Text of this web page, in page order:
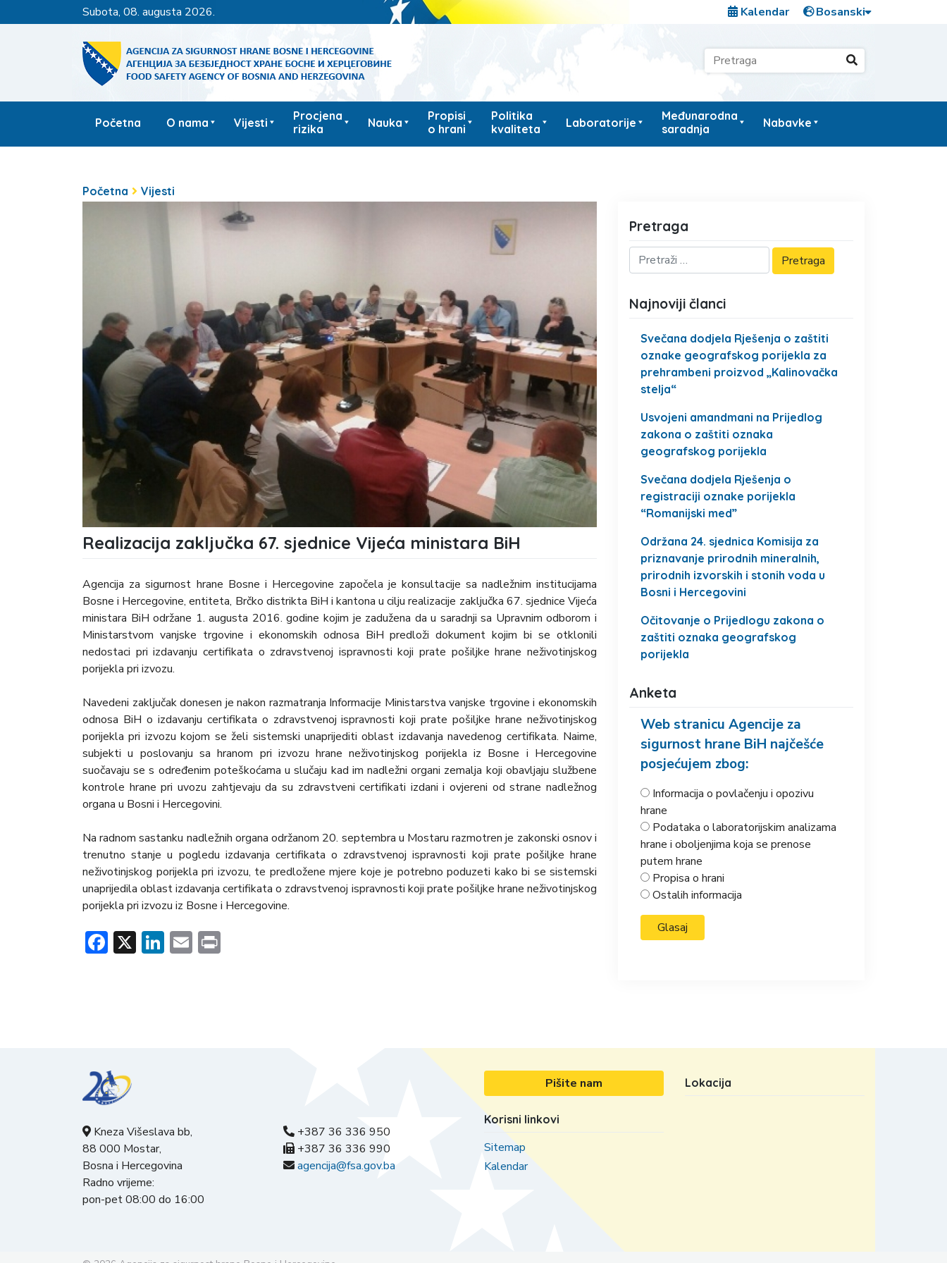
subota, 08. augusta 2026. Kalendar
Početna O nama Vijesti
Procjena
rizika
Nauka
Propisi
o hrani
Politika
kvaliteta
Laboratorije
Međunarodna
saradnja
Nabavke
Početna Vijesti
Realizacija zaključka 67. sjednice Vijeća ministara BiH
Agencija za sigurnost hrane Bosne i Hercegovine započela je konsultacije sa nadležnim institucijama
Bosne i Hercegovine, entiteta, Brčko distrikta BiH i kantona u cilju realizacije zaključka 67. sjednice Vijeća
ministara BiH održane 1. augusta 2016. godine kojim je zadužena da u saradnji sa Upravnim odborom i
Ministarstvom vanjske trgovine i ekonomskih odnosa BiH predloži dokument kojim bi se otklonili
nedostaci pri izdavanju certifikata o zdravstvenoj ispravnosti koji prate pošiljke hrane neživotinjskog
porijekla pri izvozu.
Navedeni zaključak donesen je nakon razmatranja Informacije Ministarstva vanjske trgovine i ekonomskih
odnosa BiH o izdavanju certifikata o zdravstvenoj ispravnosti koji prate pošiljke hrane neživotinjskog
porijekla pri izvozu kojom se želi sistemski unaprijediti oblast izdavanja navedenog certifikata. Naime,
subjekti u poslovanju sa hranom pri izvozu hrane neživotinjskog porijekla iz Bosne i Hercegovine
suočavaju se s određenim poteškoćama u slučaju kad im nadležni organi zemalja koji obavljaju službene
kontrole hrane pri uvozu zahtjevaju da su zdravstveni certifikati izdani i ovjereni od strane nadležnog
organa u Bosni i Hercegovini.
Na radnom sastanku nadležnih organa održanom 20. septembra u Mostaru razmotren je zakonski osnov i
trenutno stanje u pogledu izdavanja certifikata o zdravstvenoj ispravnosti koji prate pošiljke hrane
neživotinjskog porijekla pri izvozu, te predložene mjere koje je potrebno poduzeti kako bi se sistemski
unaprijedila oblast izdavanja certifikata o zdravstvenoj ispravnosti koji prate pošiljke hrane neživotinjskog
porijekla pri izvozu iz Bosne i Hercegovine.
Facebook
X LinkedIn
Email
Pretraga
Najnoviji članci
Svečana dodjela Rješenja o zaštiti
oznake geografskog porijekla za
prehrambeni proizvod „Kalinovačka
stelja“
Usvojeni amandmani na Prijedlog
zakona o zaštiti oznaka
geografskog porijekla
Svečana dodjela Rješenja o
registraciji oznake porijekla
“Romanijski med”
Održana 24. sjednica Komisija za
priznavanje prirodnih mineralnih,
prirodnih izvorskih i stonih voda u
Bosni i Hercegovini
Očitovanje o Prijedlogu zakona o
zaštiti oznaka geografskog
porijekla
Anketa
Web stranicu Agencije za
sigurnost hrane BiH najčešće
posjećujem zbog:
Informacija o povlačenju i opozivu
hrane
Podataka o laboratorijskim analizama
hrane i oboljenjima koja se prenose
putem hrane
Propisa o hrani
Ostalih informacija
Kneza Višeslava bb,
88 000 Mostar,
Bosna i Hercegovina
Radno vrijeme:
pon-pet 08:00 do 16:00
+387 36 336 950
+387 36 336 990
agencija@fsa.gov.ba
Pišite nam
Korisni linkovi
Sitemap
Kalendar
Lokacija